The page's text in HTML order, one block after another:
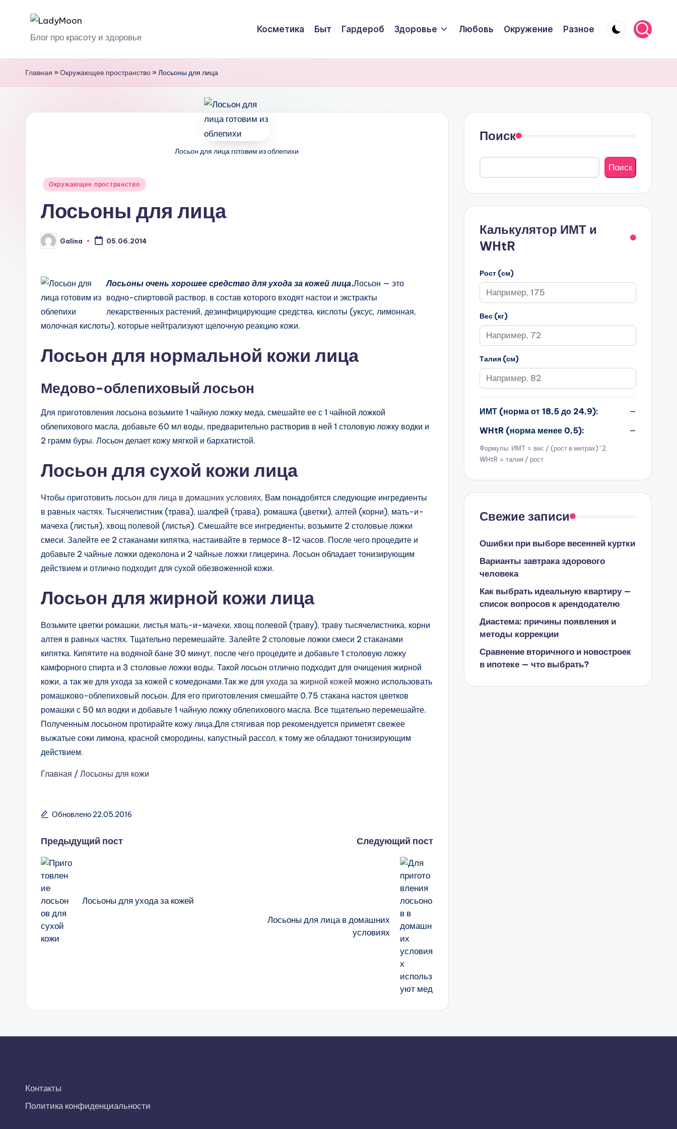
содержимому
L
a
d
Блог про красоту и здоровье
Косметика Быт Гардероб Здоровье Любовь Окружение Разное
Главная »Окружающее пространство»Лосьоны для лица
Лосьон для лица готовим из облепихи
Опубликовано
Окружающее пространство
Лосьоны для лица
Запись
от
Galina 05.06.2014
Лосьоны очень хорошее средство для ухода за кожей лица.Лосьон — это
водно-спиртовой раствор, в состав которого входят настои и экстракты
лекарственных растений, дезинфицирующие средства, кислоты (уксус, лимонная,
молочная кислоты), которые нейтрализуют щелочную реакцию кожи.
Лосьон для нормальной кожи лица
Медово-облепиховый лосьон
Для приготовления лосьона возьмите 1 чайную ложку меда, смешайте ее с 1 чайной ложкой
облепихового масла, добавьте 60 мл воды, предварительно растворив в ней 1 столовую ложку водки и
2 грамм буры. Лосьон делает кожу мягкой и бархатистой.
Лосьон для сухой кожи лица
Чтобы приготовить лосьон для лица в домашних условиях, Вам понадобятся следующие ингредиенты
в равных частях. Тысячелистник (трава), шалфей (трава), ромашка (цветки), алтей (корни), мать-и-
мачеха (листья), хвощ полевой (листья). Смешайте все ингредиенты, возьмите 2 столовые ложки
смеси. Залейте ее 2 стаканами кипятка, настаивайте в термосе 8-12 часов. После чего процедите и
добавьте 2 чайные ложки одеколона и 2 чайные ложки глицерина. Лосьон обладает тонизирующим
действием и отлично подходит для сухой обезвоженной кожи.
Лосьон для жирной кожи лица
Возьмите цветки ромашки, листья мать-и-мачехи, хвощ полевой (траву), траву тысячелистника, корни
алтея в равных частях. Тщательно перемешайте. Залейте 2 столовые ложки смеси 2 стаканами
кипятка. Кипятите на водяной бане 30 минут, после чего процедите и добавьте 1 столовую ложку
камфорного спирта и 3 столовые ложки воды. Такой лосьон отлично подходит для очищения жирной
кожи, а так же для ухода за кожей с комедонами.Так же для ухода за жирной кожей можно использовать
ромашково-облепиховый лосьон. Для его приготовления смешайте 0,75 стакана настоя цветков
ромашки с 50 мл водки и добавьте 1 чайную ложку облепихового масла. Все тщательно перемешайте.
Полученным лосьоном протирайте кожу лица.Для стягивая пор рекомендуется приметят свежее
выжатые соки лимона, красной смородины, капустный рассол, к тому же обладают тонизирующим
действием.
Главная / Лосьоны для кожи
Обновлено 22.05.2016
Навигация
записи
Предыдущий пост
Лосьоны для ухода за кожей
Следующий пост
Лосьоны для лица в домашних
условиях
Поиск
Поиск
Калькулятор ИМТ и
WHtR
Рост (см)
Вес (кг)
Талия (см)
ИМТ (норма от 18,5 до 24,9):
—
WHtR (норма менее 0,5):
—
Формулы: ИМТ = вес / (рост в метрах)^2,
WHtR = талия / рост
Свежие записи
Ошибки при выборе весенней куртки
Варианты завтрака здорового
человека
Как выбрать идеальную квартиру —
список вопросов к арендодателю
Диастема: причины появления и
методы коррекции
Сравнение вторичного и новостроек
в ипотеке — что выбрать?
Контакты
Политика конфиденциальности